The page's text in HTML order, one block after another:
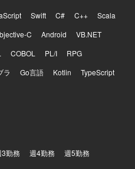
Swift C# C++
Scala
C Android
VB.NET
COBOL PL/I
RPG
ラ Go言語 Kotlin
TypeScript
3勤務 週4勤務 週5勤務